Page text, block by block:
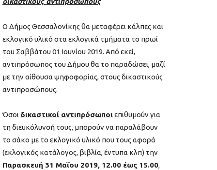
Ο Δήμος Θεσσαλονίκης θα μεταφέρει κάλπες και
εκλογικό υλικό στα εκλογικά τμήματα το πρωί
του Σαββάτου 01 Ιουνίου 2019. Από εκεί,
αντιπρόσωπος του Δήμου θα το παραδώσει, μαζί
με την αίθουσα ψηφοφορίας, στους δικαστικούς
αντιπροσώπους.
Όσοι δικαστικοί αντιπρόσωποιεπιθυμούν για
τη διευκόλυνσή τους, μπορούν να παραλάβουν
το σάκο με το εκλογικό υλικό που τους αφορά
(εκλογικός κατάλογος, βιβλία, έντυπα κλπ) την
Παρασκευή 31 Μαΐου 2019, 12.00 έως 15.00,